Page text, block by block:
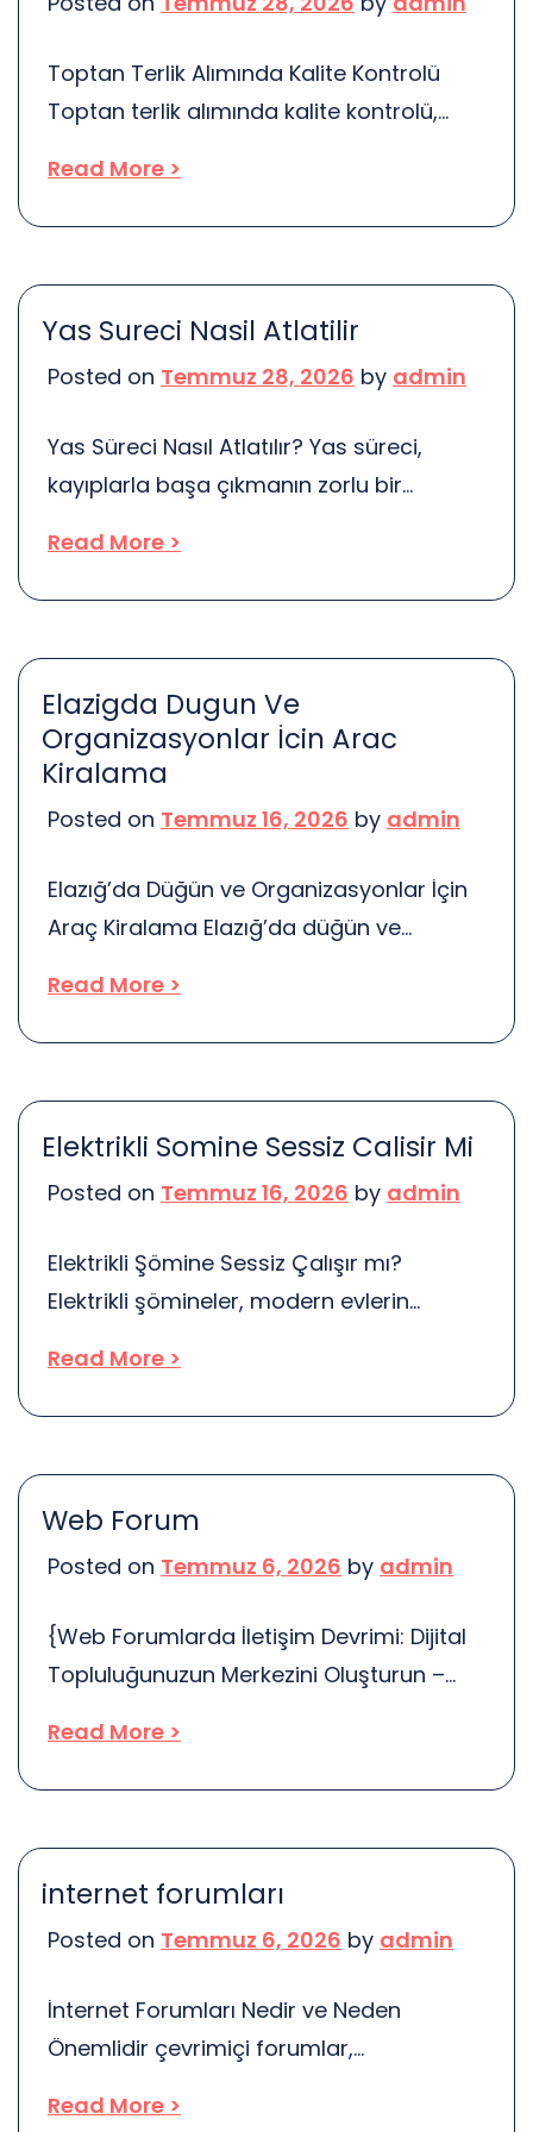
bazı insanlar için bir tür kaçış […]
Toptan Terlik Alımında Kalite Kontrolü
Toptan terlik alımında kalite kontrolü,
memnuniyetini artırmak için kritik bir
süreçtir. Peki, neden bu kadar önemli?
oranlarını artırır hem de markanın
itibarını zedeler. Bu nedenle, kalite
Kalite kontrolü, ürünlerin her […]
Read More >
Yas Sureci Nasil Atlatilir
Posted on Temmuz 28, 2026 by admin
Yas Süreci Nasıl Atlatılır? Yas süreci,
kayıplarla başa çıkmanın zorlu bir
duygular, bazen sizi boğabilir. Kendinizi
kaybolmuş, yalnız ya da umutsuz
sürecini farklı yaşar. Kimi insanlar hemen
toparlanırken, kimileri için bu süreç daha
uzun sürebilir. Öncelikle, duygularınızı
ifade etmek önemlidir. İçinizi […]
Read More >
Elazigda Dugun Ve
Organizasyonlar İcin Arac
Kiralama
Posted on Temmuz 16, 2026 by admin
Elazığ’da Düğün ve Organizasyonlar İçin
Araç Kiralama Elazığ’da düğün ve
hizmetleri, özel günlerinizi daha da özel
kılmak için çeşitli seçenekler
Düğün gününüzde konfor ve şıklık
arıyorsanız, doğru yerdesiniz. Düşünün ki,
şekilde karşılamak istiyorsunuz. İşte
burada araç kiralama […]
Read More >
Elektrikli Somine Sessiz Calisir Mi
Posted on Temmuz 16, 2026 by admin
Elektrikli Şömine Sessiz Çalışır mı?
Elektrikli şömineler, modern evlerin
gerçekten sessiz çalışıyorlar mı? Bu
sorunun yanıtı, birçok insan için oldukça
atmosferi etkileyebilir. Kimse, huzurlu bir
akşamda rahatsız edici bir gürültü
genellikle ısıtma sistemleri olarak […]
Read More >
Web Forum
Posted on Temmuz 6, 2026 by admin
{Web Forumlarda İletişim Devrimi: Dijital
Topluluğunuzun Merkezini Oluşturun –
forumlarının iskeletini oluşturan
teknolojiler} {günümüzün} {dijital iletişim}
tartışmaların yapıldığı alanlar değil},
dahası} gruplar biraraya getiren canlı}
planlayan kurumlar} genellikle bunu
unuturlar}: kalıcı etki} mevcut ortamda}
{Web Forum} {sunduğu} {uzun dönem
Read More >
internet forumları
Posted on Temmuz 6, 2026 by admin
İnternet Forumları Nedir ve Neden
Önemlidir çevrimiçi forumlar,
tartıştığı online topluluklardur. Bu
Read More >